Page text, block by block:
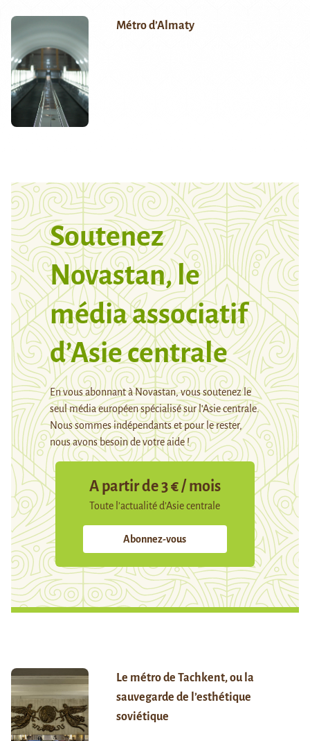
Métro d’Almaty
Soutenez
Novastan, le
média associatif
d’Asie centrale
En vous abonnant à Novastan, vous soutenez le
seul média européen spécialisé sur l’Asie centrale.
Nous sommes indépendants et pour le rester,
nous avons besoin de votre aide !
A partir de 3 € / mois
Toute l’actualité d’Asie centrale
Abonnez-vous
Le métro de Tachkent, ou la
sauvegarde de l’esthétique
soviétique